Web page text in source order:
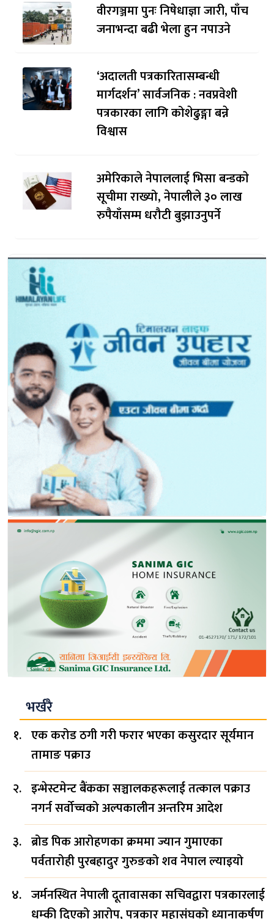
वीरगञ्जमा पुनः निषेधाज्ञा जारी, पाँच
जनाभन्दा बढी भेला हुन नपाउने
‘अदालती पत्रकारितासम्बन्धी
मार्गदर्शन’ सार्वजनिक : नवप्रवेशी
पत्रकारका लागि कोशेढुङ्गा बन्ने
विश्वास
अमेरिकाले नेपाललाई भिसा बन्डकाे
सूचीमा राख्यो, नेपालीले ३० लाख
रुपैयाँसम्म धरौटी बुझाउनुपर्ने
भर्खरै
एक करोड ठगी गरी फरार भएका कसुरदार सूर्यमान
तामाङ पक्राउ
इन्भेस्टमेन्ट बैंकका सञ्चालकहरूलाई तत्काल पक्राउ
नगर्न सर्वोच्चको अल्पकालीन अन्तरिम आदेश
ब्रोड पिक आरोहणका क्रममा ज्यान गुमाएका
पर्वतारोही पुरबहादुर गुरुङको शव नेपाल ल्याइयो
जर्मनस्थित नेपाली दूतावासका सचिवद्वारा पत्रकारलाई
धम्की दिएको आरोप, पत्रकार महासंघको ध्यानाकर्षण